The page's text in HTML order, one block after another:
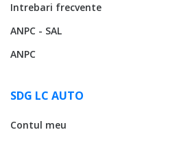
Intrebari frecvente
ANPC - SAL
ANPC
SDG LC AUTO
Contul meu